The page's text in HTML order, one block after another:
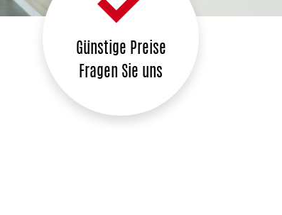
Günstige Preise
Fragen Sie uns